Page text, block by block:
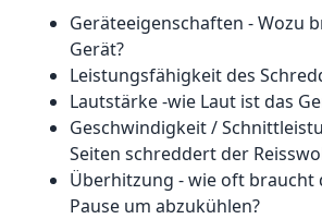
Geräteeigenschaften - Wozu
Gerät?
Leistungsfähigkeit des
Lautstärke -wie Laut ist das
Geschwindigkeit /
Seiten schreddert der
Überhitzung - wie oft braucht
Pause um abzukühlen?